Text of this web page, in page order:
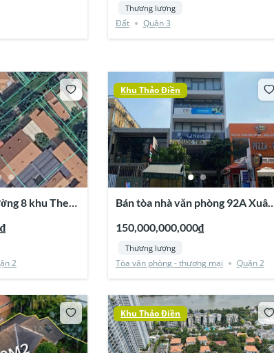
Thương lượng
Đất Quận 3
The
2
Khu Thảo Điền
Bán tòa nhà văn phòng 92A Xuân
150,000,000,000₫
Thương lượng
Tòa văn phòng - thương mại Quận 2
Khu Thảo Điền